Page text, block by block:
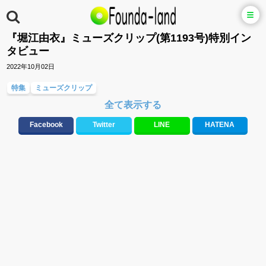
『堀江由衣』ミューズクリップ(第1193号)特別イン
タビュー
2022年10月02日
特集 ミューズクリップ
全て表示する
Facebook Twitter LINE HATENA